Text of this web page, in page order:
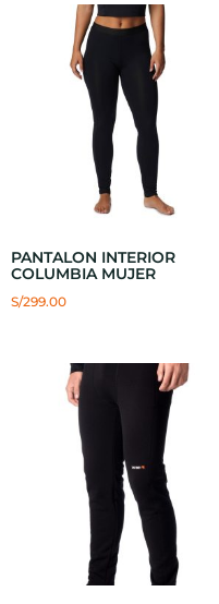
PANTALON INTERIOR
COLUMBIA MUJER
S/299.00